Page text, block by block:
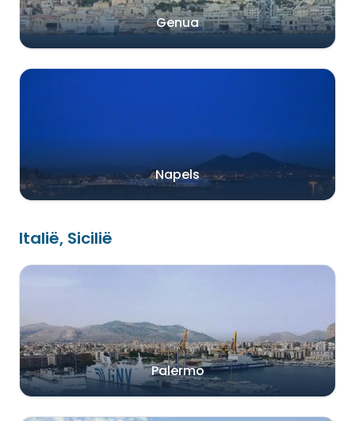
Genua
Napels
Italië, Sicilië
Palermo